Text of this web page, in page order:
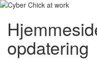
opdatering